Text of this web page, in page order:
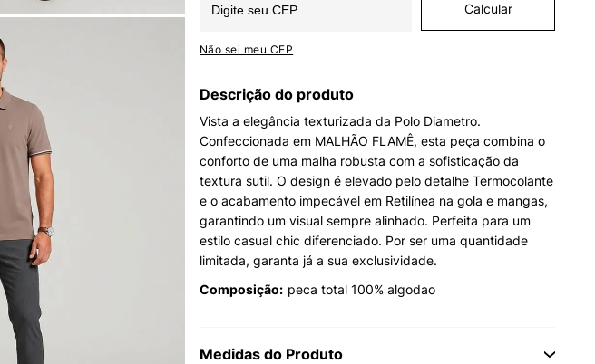
Não sei meu CEP
Descrição do produto
Vista a elegância texturizada da Polo Diametro.
Confeccionada em MALHÃO FLAMÊ, esta peça combina o
conforto de uma malha robusta com a sofisticação da
textura sutil. O design é elevado pelo detalhe Termocolante
e o acabamento impecável em Retilínea na gola e mangas,
garantindo um visual sempre alinhado. Perfeita para um
estilo casual chic diferenciado. Por ser uma quantidade
limitada, garanta já a sua exclusividade.
Composição: peca total 100% algodao
Medidas do Produto